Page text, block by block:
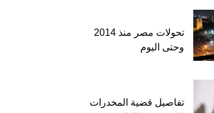
تحولات مصر منذ 2014
وحتى اليوم
تفاصيل قضية المخدرات